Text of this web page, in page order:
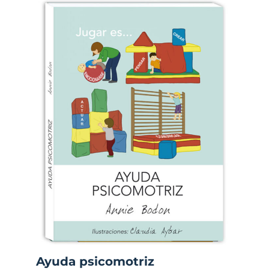
Ayuda psicomotriz